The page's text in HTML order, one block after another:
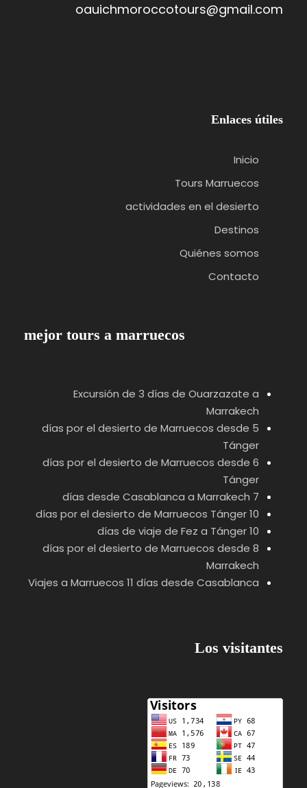
oauichmoroccotours@gmail.com
Enlaces útiles
Inicio
Tours Marruecos
actividades en el desierto
Destinos
Quiénes somos
Contacto
mejor tours a marruecos
Excursión de 3 días de Ouarzazate a
Marrakech
5 días por el desierto de Marruecos desde
Tánger
6 días por el desierto de Marruecos desde
Tánger
7 días desde Casablanca a Marrakech
10 días por el desierto de Marruecos Tánger
10 días de viaje de Fez a Tánger
8 días por el desierto de Marruecos desde
Marrakech
Viajes a Marruecos 11 días desde Casablanca
Los visitantes